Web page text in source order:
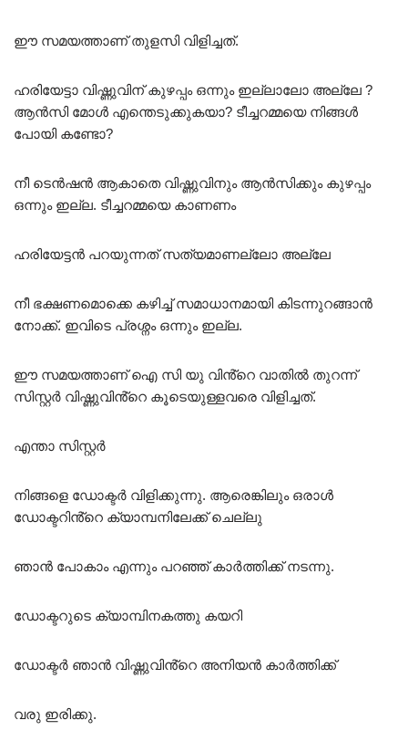
ഈ സമയത്താണ് തുളസി വിളിച്ചത്.
ഹരിയേട്ടാ വിഷ്ണുവിന് കുഴപ്പം ഒന്നും ഇല്ലാലോ അല്ലേ ?
ആൻസി മോൾ എന്തെടുക്കുകയാ? ടീച്ചറമ്മയെ നിങ്ങൾ
പോയി കണ്ടോ?
നീ ടെൻഷൻ ആകാതെ വിഷ്ണുവിനും ആൻസിക്കും കുഴപ്പം
ഒന്നും ഇല്ല. ടീച്ചറമ്മയെ കാണണം
ഹരിയേട്ടൻ പറയുന്നത് സത്യമാണല്ലോ അല്ലേ
നീ ഭക്ഷണമൊക്കെ കഴിച്ച് സമാധാനമായി കിടന്നുറങ്ങാൻ
നോക്ക്. ഇവിടെ പ്രശ്നം ഒന്നും ഇല്ല.
ഈ സമയത്താണ് ഐ സി യു വിൻ്റെ വാതിൽ തുറന്ന്
സിസ്റ്റർ വിഷ്ണുവിൻ്റെ കൂടെയുള്ളവരെ വിളിച്ചത്.
എന്താ സിസ്റ്റർ
നിങ്ങളെ ഡോക്ടർ വിളിക്കുന്നു. ആരെങ്കിലും ഒരാൾ
ഡോക്ടറിൻ്റെ ക്യാമ്പനിലേക്ക് ചെല്ലു
ഞാൻ പോകാം എന്നും പറഞ്ഞ് കാർത്തിക്ക് നടന്നു.
ഡോക്ടറുടെ ക്യാമ്പിനകത്തു കയറി
ഡോക്ടർ ഞാൻ വിഷ്ണുവിൻ്റെ അനിയൻ കാർത്തിക്ക്
വരു ഇരിക്കു.